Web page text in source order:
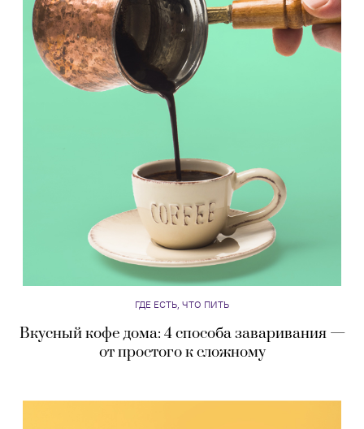
ГДЕ ЕСТЬ, ЧТО ПИТЬ
Вкусный кофе дома: 4 способа заваривания —
от простого к сложному